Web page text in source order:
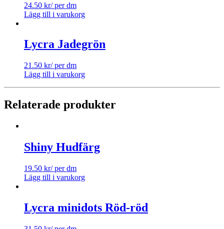
24.50 kr/ per dm
Lägg till i varukorg
Lycra Jadegrön
21.50 kr/ per dm
Lägg till i varukorg
Relaterade produkter
Shiny Hudfärg
19.50 kr/ per dm
Lägg till i varukorg
Lycra minidots Röd-röd